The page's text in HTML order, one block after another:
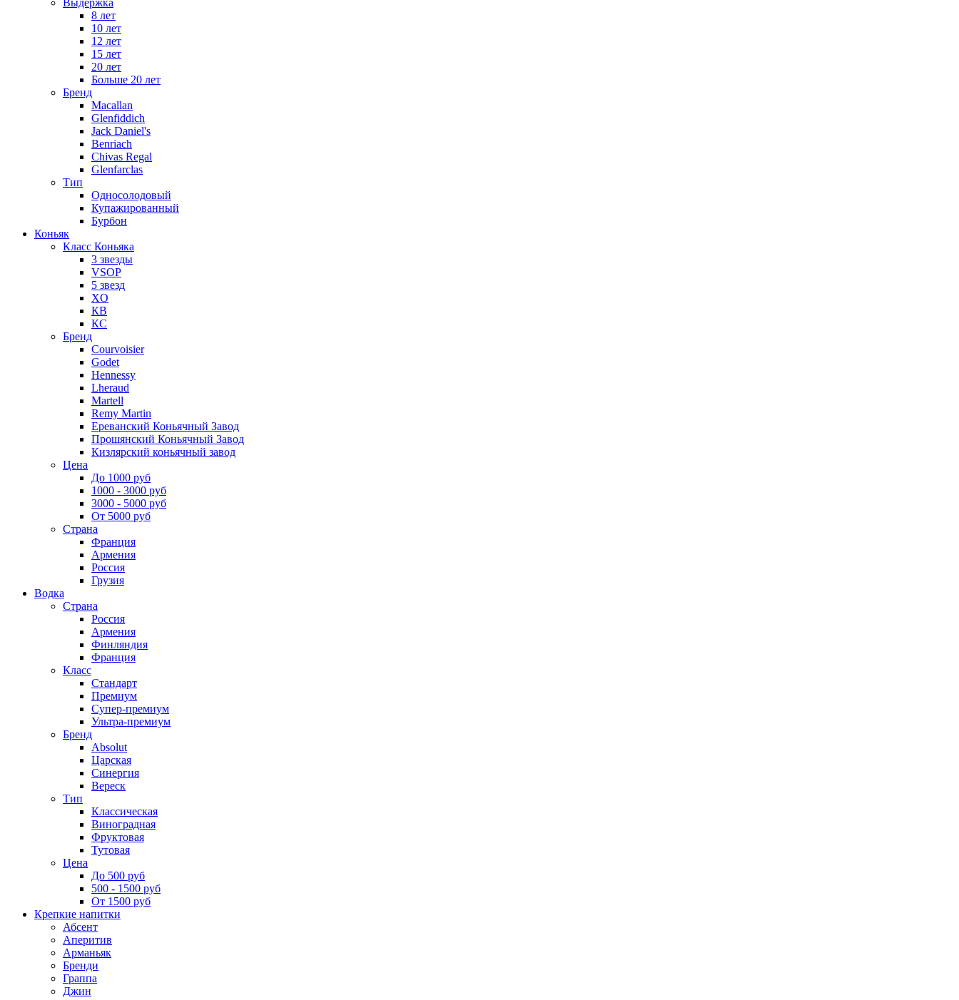
8 лет
10 лет
12 лет
15 лет
20 лет
Больше 20 лет
Бренд
Macallan
Glenfiddich
Jack Daniel's
Benriach
Chivas Regal
Glenfarclas
Тип
Односолодовый
Купажированный
Бурбон
Коньяк
Класс Коньяка
3 звезды
VSOP
5 звезд
XO
КВ
КС
Бренд
Courvoisier
Godet
Hennessy
Lheraud
Martell
Remy Martin
Ереванский Коньячный Завод
Прошянский Коньячный Завод
Кизлярский коньячный завод
Цена
До 1000 руб
1000 - 3000 руб
3000 - 5000 руб
От 5000 руб
Страна
Франция
Армения
Россия
Грузия
Водка
Страна
Россия
Армения
Финляндия
Франция
Класс
Стандарт
Премиум
Супер-премиум
Ультра-премиум
Бренд
Absolut
Царская
Синергия
Вереск
Тип
Классическая
Виноградная
Фруктовая
Тутовая
Цена
До 500 руб
500 - 1500 руб
От 1500 руб
Крепкие напитки
Абсент
Аперитив
Арманьяк
Бренди
Граппа
Джин